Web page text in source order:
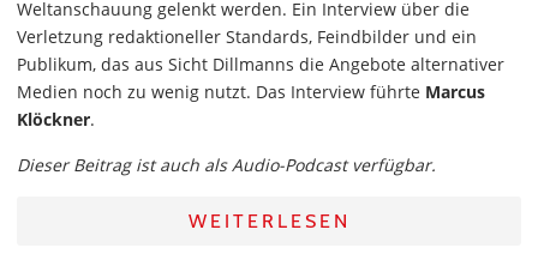
Weltanschauung gelenkt werden. Ein Interview über die
Verletzung redaktioneller Standards, Feindbilder und ein
Publikum, das aus Sicht Dillmanns die Angebote alternativer
Medien noch zu wenig nutzt. Das Interview führte Marcus
Klöckner.
Dieser Beitrag ist auch als Audio-Podcast verfügbar.
WEITERLESEN